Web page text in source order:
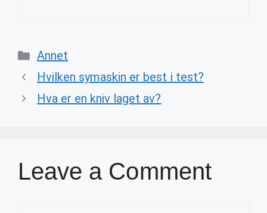
Categories
Annet
Hvilken symaskin er best i test?
Hva er en kniv laget av?
Leave a Comment